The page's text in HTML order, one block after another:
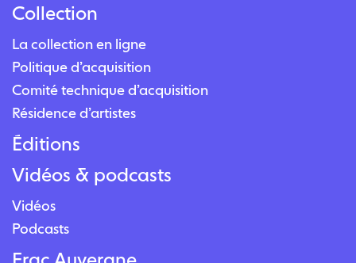
Collection
La collection en ligne
Politique d’acquisition
Comité technique d’acquisition
Résidence d’artistes
Éditions
Vidéos & podcasts
Vidéos
Podcasts